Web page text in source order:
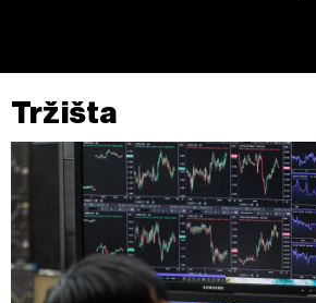
ažurirati klikom na „Prikaži detalje“.
kojem trenutku povući bez negativnih
Tržišta